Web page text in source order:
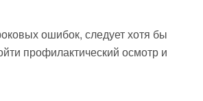
ошибок, следует хотя бы
профилактический осмотр и